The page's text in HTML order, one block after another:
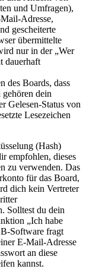
und Umfragen),
Adresse,
gescheiterte
übermittelte
nur in der „Wer
dauerhaft
des Boards, dass
dein
Gelesen-Status von
Lesezeichen
(Hash)
empfohlen, dieses
zu verwenden. Das
für das Board,
dich kein Vertreter
Solltest du dein
„Ich habe
Software fragt
E-Mail-Adresse
an diese
kannst.